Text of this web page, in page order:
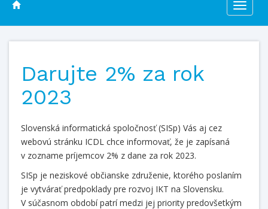
Toggle
Darujte 2% za rok
2023
Slovenská informatická spoločnosť (SISp) Vás aj cez
webovú stránku ICDL chce informovať, že je zapísaná
v zozname príjemcov 2% z dane za rok 2023.
SISp je neziskové občianske združenie, ktorého poslaním
je vytvárať predpoklady pre rozvoj IKT na Slovensku.
V súčasnom období patrí medzi jej priority predovšetkým